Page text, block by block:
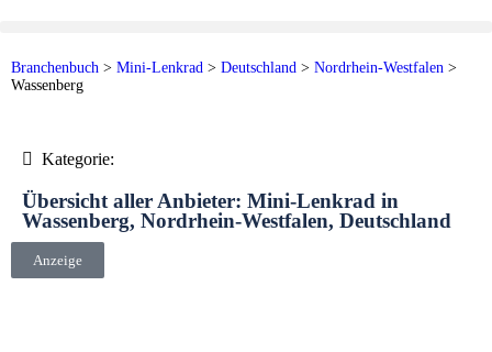
Branchenbuch > Mini-Lenkrad > Deutschland > Nordrhein-Westfalen >
Wassenberg
Kategorie:
Übersicht aller Anbieter: Mini-Lenkrad in
Wassenberg, Nordrhein-Westfalen, Deutschland
Anzeige